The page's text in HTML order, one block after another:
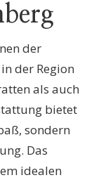
der
der Region
als auch
bietet
sondern
Das
idealen